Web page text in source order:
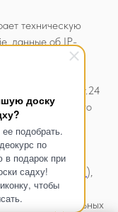
доску
подобрать.
по
в подарок при
садху!
чтобы
техническую
данные об IP-
. Согласно ст.24
Федерального
оператор
77-25-386212 ),
персональные
на специальных